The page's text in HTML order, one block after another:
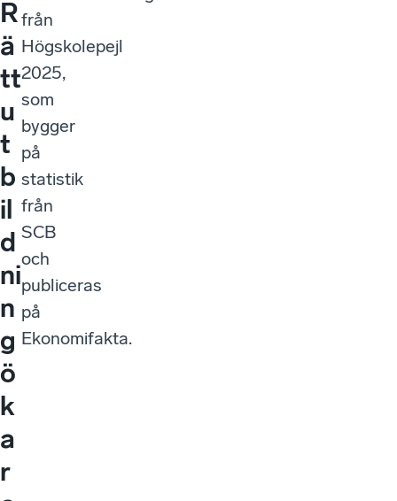
R
ä
tt
u
t
b
il
d
ni
n
g
ö
k
a
r
från
Högskolepejl
2025,
som
bygger
på
statistik
från
SCB
och
publiceras
på
Ekonomifakta.